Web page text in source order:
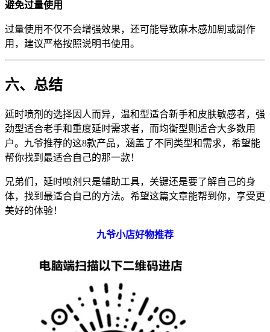
避免过量使用
过量使用不仅不会增强效果，还可能导致麻木感加剧或副作
用，建议严格按照说明书使用。
六、总结
延时喷剂的选择因人而异，温和型适合新手和皮肤敏感者，强
劲型适合老手和重度延时需求者，而均衡型则适合大多数用
户。九爷推荐的这8款产品，涵盖了不同类型和需求，希望能
帮你找到最适合自己的那一款！
兄弟们，延时喷剂只是辅助工具，关键还是要了解自己的身
体，找到最适合自己的方法。希望这篇文章能帮到你，享受更
美好的体验！
九爷小店好物推荐